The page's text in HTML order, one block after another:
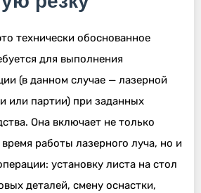
технически обоснованное
для выполнения
(в данном случае — лазерной
или партии) при заданных
Она включает не только
работы лазерного луча, но и
установку листа на стол
деталей, смену оснастки,